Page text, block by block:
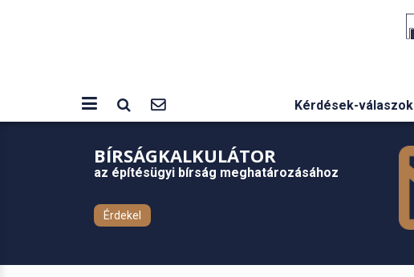
Kérdések-válaszok
BÍRSÁGKALKULÁTOR
az építésügyi bírság meghatározásához
Érdekel